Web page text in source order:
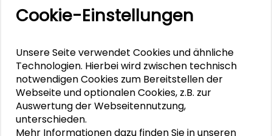
Michael Th. Greven
Friedhelm Neidhardt
PUBLIKATIONEN
Cookie-Einstellungen
Unsere Seite verwendet Cookies und ähnliche
Technologien. Hierbei wird zwischen technisch
notwendigen Cookies zum Bereitstellen der
Webseite und optionalen Cookies, z.B. zur
Auswertung der Webseitennutzung,
unterschieden.
Mehr Informationen dazu finden Sie in unseren